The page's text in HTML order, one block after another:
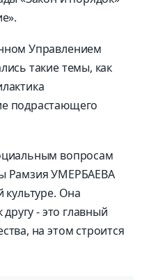
Управлением
такие темы, как
подрастающего
вопросам
Рамзия УМЕРБАЕВА
культуре. Она
- это главный
на этом строится